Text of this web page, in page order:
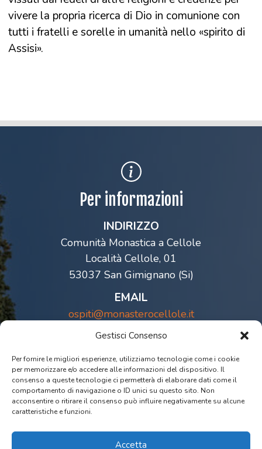
Gestisci Consenso
Per fornire le migliori esperienze, utilizziamo tecnologie come i cookie
per memorizzare e/o accedere alle informazioni del dispositivo. Il
consenso a queste tecnologie ci permetterà di elaborare dati come il
comportamento di navigazione o ID unici su questo sito. Non
acconsentire o ritirare il consenso può influire negativamente su alcune
caratteristiche e funzioni.
Accetta
vivere la propria ricerca di Dio in comunione con
tutti i fratelli e sorelle in umanità nello «spirito di
Assisi».
Per informazioni
INDIRIZZO
Comunità Monastica a Cellole
Località Cellole, 01
53037 San Gimignano (Si)
EMAIL
ospiti@monasterocellole.it
TELEFONO
NEWSLETTER
Per iscriversi alla newsletter scrivere alla mail
ospiti@monasterocellole.it
CANALE YOUTUBE
Monastero di Cellole